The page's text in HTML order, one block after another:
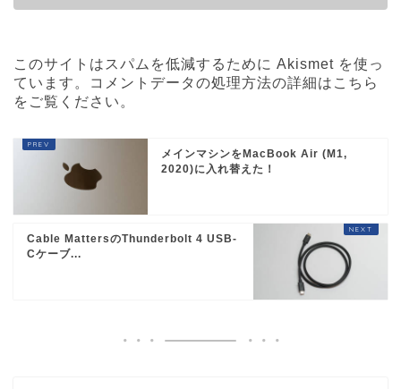
このサイトはスパムを低減するために Akismet を使っ
ています。
コメントデータの処理方法の詳細はこちら
をご覧ください 。
メインマシンをMacBook Air (M1,
2020)に入れ替えた！
Cable MattersのThunderbolt 4 USB-
Cケーブ...